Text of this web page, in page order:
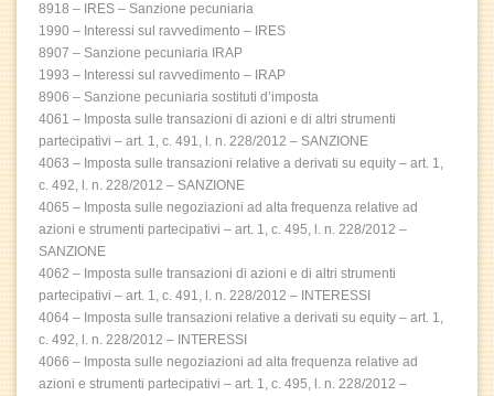
8918 – IRES – Sanzione pecuniaria
1990 – Interessi sul ravvedimento – IRES
8907 – Sanzione pecuniaria IRAP
1993 – Interessi sul ravvedimento – IRAP
8906 – Sanzione pecuniaria sostituti d’imposta
4061 – Imposta sulle transazioni di azioni e di altri strumenti
partecipativi – art. 1, c. 491, l. n. 228/2012 – SANZIONE
4063 – Imposta sulle transazioni relative a derivati su equity – art. 1,
c. 492, l. n. 228/2012 – SANZIONE
4065 – Imposta sulle negoziazioni ad alta frequenza relative ad
azioni e strumenti partecipativi – art. 1, c. 495, l. n. 228/2012 –
SANZIONE
4062 – Imposta sulle transazioni di azioni e di altri strumenti
partecipativi – art. 1, c. 491, l. n. 228/2012 – INTERESSI
4064 – Imposta sulle transazioni relative a derivati su equity – art. 1,
c. 492, l. n. 228/2012 – INTERESSI
4066 – Imposta sulle negoziazioni ad alta frequenza relative ad
azioni e strumenti partecipativi – art. 1, c. 495, l. n. 228/2012 –